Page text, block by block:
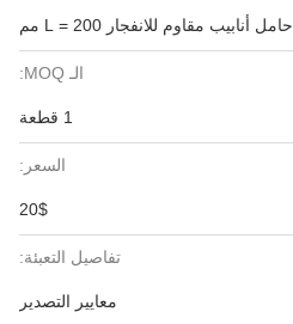
حامل أنابيب مقاوم للانفجار L = 200 مم
الـ MOQ:
1 قطعة
السعر:
20$
تفاصيل التعبئة:
معايير التصدير